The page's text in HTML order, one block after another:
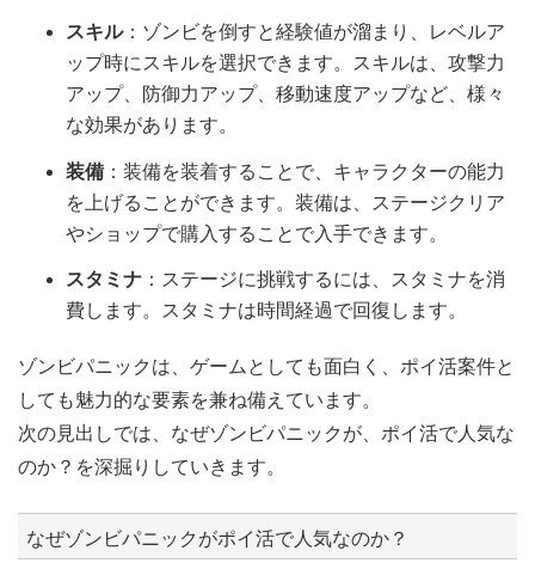
スキル：ゾンビを倒すと経験値が溜まり、レベルア
ップ時にスキルを選択できます。スキルは、攻撃力
アップ、防御力アップ、移動速度アップなど、様々
な効果があります。
装備 ：装備を装着することで、キャラクターの能力
を上げることができます。装備は、ステージクリア
やショップで購入することで入手できます。
スタミナ ：ステージに挑戦するには、スタミナを消
費します。スタミナは時間経過で回復します。
ゾンビパニックは、ゲームとしても面白く、ポイ活案件と
しても魅力的な要素を兼ね備えています。
次の見出しでは、なぜゾンビパニックが、ポイ活で人気な
のか？を深掘りしていきます。
なぜゾンビパニックがポイ活で人気なのか？